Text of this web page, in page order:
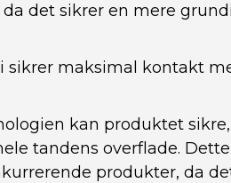
det sikrer en mere
maksimal kontakt
kan produktet
tandens overflade.
produkter, da